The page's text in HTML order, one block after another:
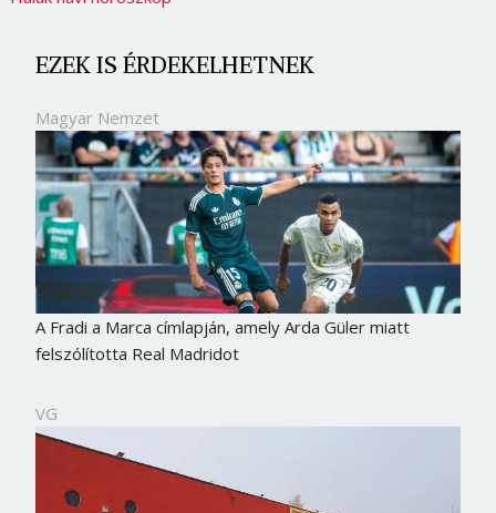
EZEK IS ÉRDEKELHETNEK
Magyar Nemzet
A Fradi a Marca címlapján, amely Arda Güler miatt
felszólította Real Madridot
VG